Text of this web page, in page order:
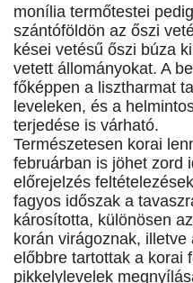
monília termőtestei
szántóföldön az őszi
kései vetésű őszi búza
vetett állományokat. A
főképpen a lisztharmat
leveleken, és a
terjedése is várható.
Természetesen korai
februárban is jöhet zord
előrejelzés
fagyos időszak a
károsította, különösen
korán virágoznak,
előbbre tartottak a korai
pikkelylevelek